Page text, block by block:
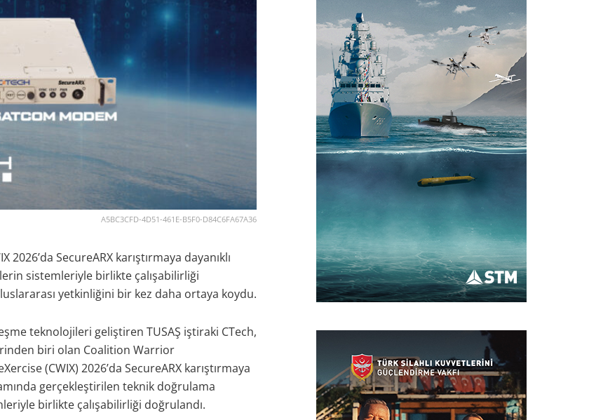
A5BC3CFD-4D51-461E-B5F0-D84C6FA67A36
SecureARX karıştırmaya dayanıklı
sistemleriyle birlikte çalışabilirliği
yetkinliğini bir kez daha ortaya koydu.
teknolojileri geliştiren TUSAŞ iştiraki CTech,
biri olan Coalition Warrior
(CWIX) 2026’da SecureARX karıştırmaya
gerçekleştirilen teknik doğrulama
birlikte çalışabilirliği doğrulandı.